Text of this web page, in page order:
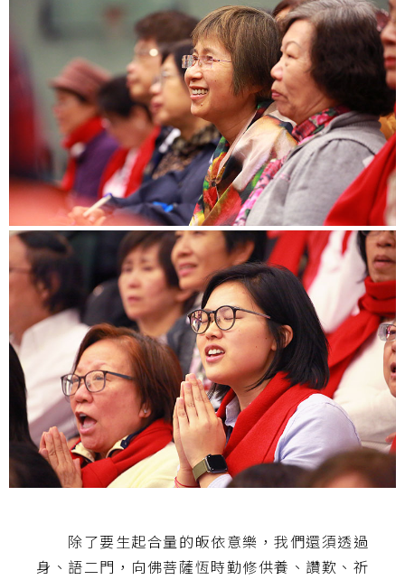
除了要生起合量的皈依意樂，我們還須透過
身、語二門，向佛菩薩恆時勤修供養、讚歎、祈